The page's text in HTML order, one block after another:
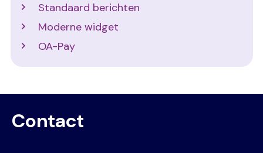
Standaard berichten
Moderne widget
OA-Pay
Contact